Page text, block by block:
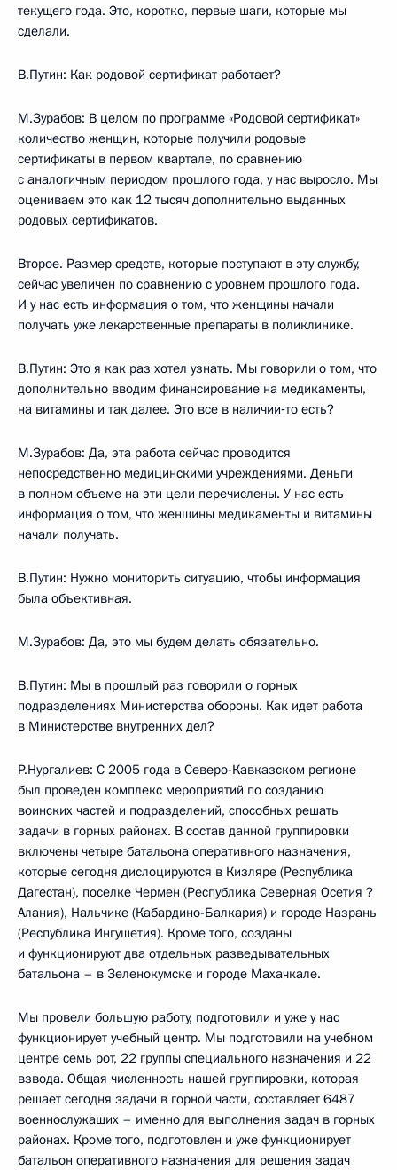
текущего года. Это, коротко, первые шаги, которые мы
сделали.
В.Путин: Как родовой сертификат работает?
М.Зурабов: В целом по программе «Родовой сертификат»
количество женщин, которые получили родовые
сертификаты в первом квартале, по сравнению
с аналогичным периодом прошлого года, у нас выросло. Мы
оцениваем это как 12 тысяч дополнительно выданных
родовых сертификатов.
Второе. Размер средств, которые поступают в эту службу,
сейчас увеличен по сравнению с уровнем прошлого года.
И у нас есть информация о том, что женщины начали
получать уже лекарственные препараты в поликлинике.
В.Путин: Это я как раз хотел узнать. Мы говорили о том, что
дополнительно вводим финансирование на медикаменты,
на витамины и так далее. Это все в наличии‑то есть?
М.Зурабов: Да, эта работа сейчас проводится
непосредственно медицинскими учреждениями. Деньги
в полном объеме на эти цели перечислены. У нас есть
информация о том, что женщины медикаменты и витамины
начали получать.
В.Путин: Нужно мониторить ситуацию, чтобы информация
была объективная.
М.Зурабов: Да, это мы будем делать обязательно.
В.Путин: Мы в прошлый раз говорили о горных
подразделениях Министерства обороны. Как идет работа
в Министерстве внутренних дел?
Р.Нургалиев: С 2005 года в Северо-Кавказском регионе
был проведен комплекс мероприятий по созданию
воинских частей и подразделений, способных решать
задачи в горных районах. В состав данной группировки
включены четыре батальона оперативного назначения,
которые сегодня дислоцируются в Кизляре (Республика
Дагестан), поселке Чермен (Республика Северная Осетия ?
Алания), Нальчике (Кабардино-Балкария) и городе Назрань
(Республика Ингушетия). Кроме того, созданы
и функционируют два отдельных разведывательных
батальона – в Зеленокумске и городе Махачкале.
Мы провели большую работу, подготовили и уже у нас
функционирует учебный центр. Мы подготовили на учебном
центре семь рот, 22 группы специального назначения и 22
взвода. Общая численность нашей группировки, которая
решает сегодня задачи в горной части, составляет 6487
военнослужащих – именно для выполнения задач в горных
районах. Кроме того, подготовлен и уже функционирует
батальон оперативного назначения для решения задач